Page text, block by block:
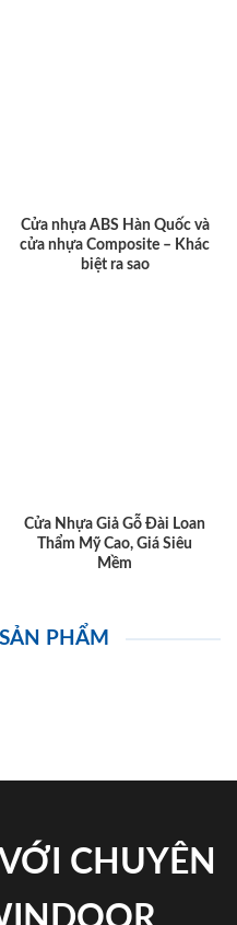
Cửa nhựa ABS Hàn Quốc và
cửa nhựa Composite – Khác
biệt ra sao
Cửa Nhựa Giả Gỗ Đài Loan
Thẩm Mỹ Cao, Giá Siêu
Mềm
PHẨM
CHUYÊN